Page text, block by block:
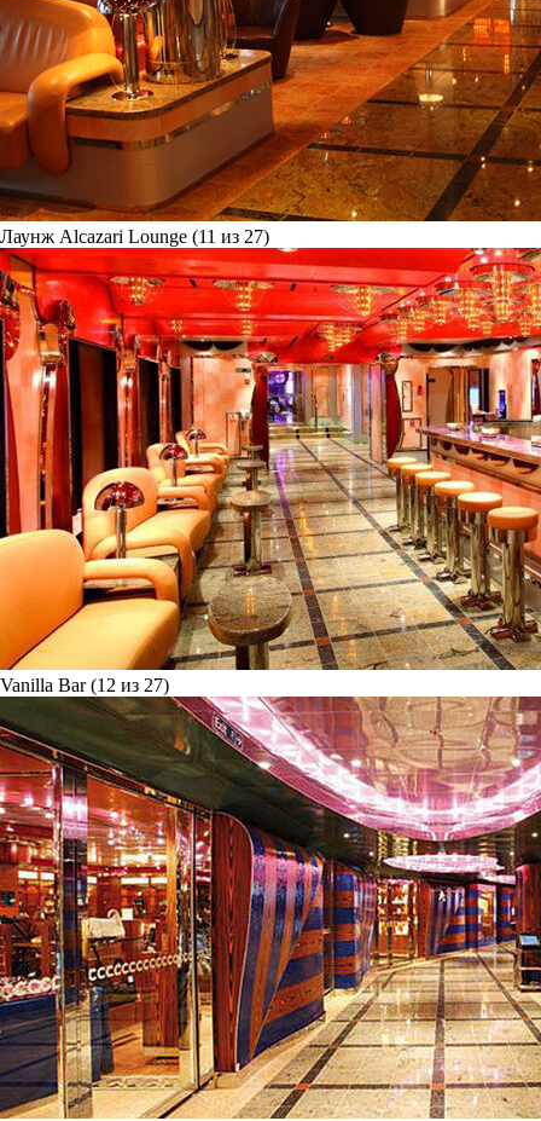
Лаунж Alcazari Lounge (11 из 27)
Vanilla Bar (12 из 27)